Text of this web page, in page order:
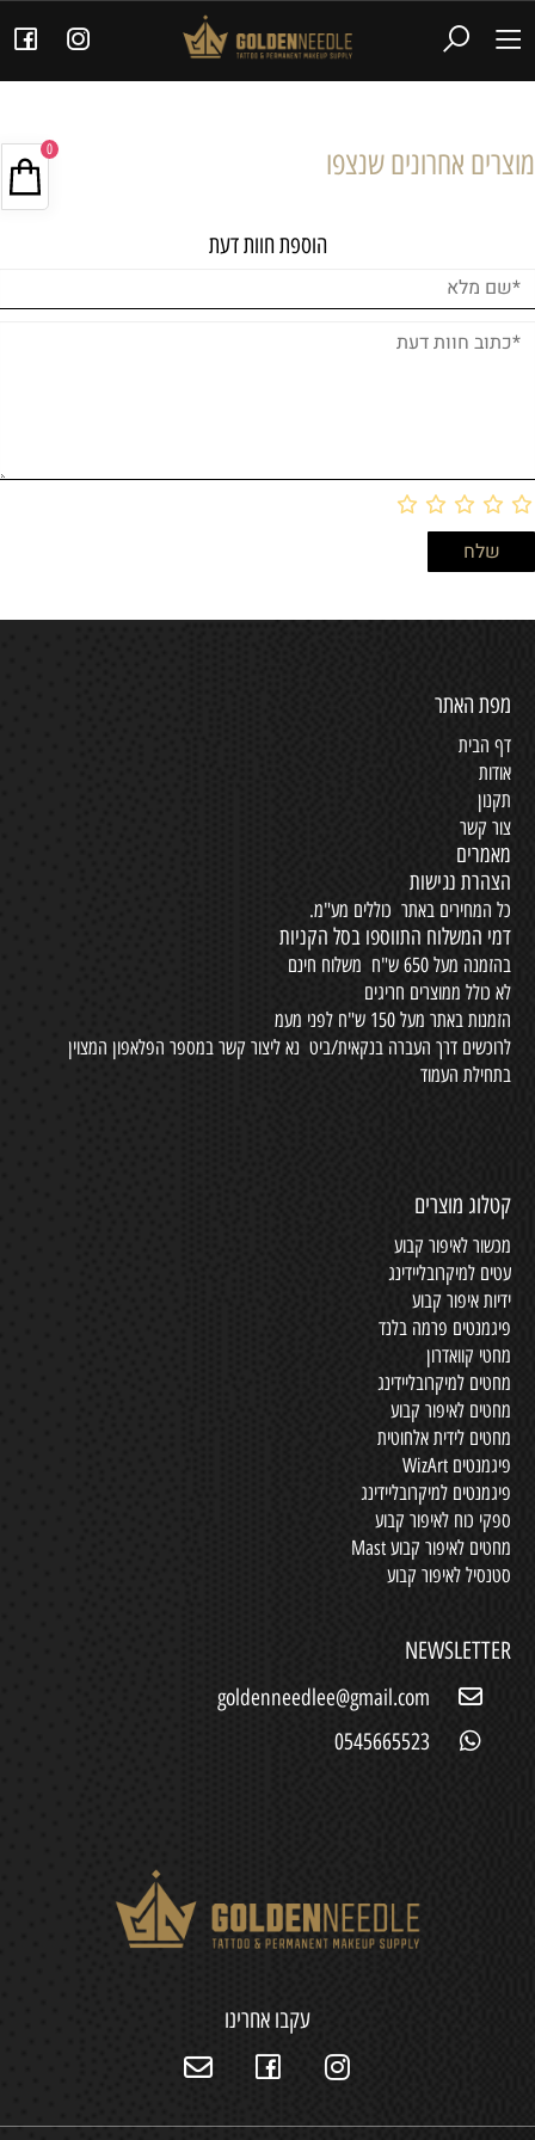
0 מוצרים אחרונים שנצפו
הוספת חוות דעת
מפת האתר
דף הבית
אודות
תקנון
צור קשר
מאמרים
הצהרת נגישות
כל המחירים באתר כוללים מע"מ.
דמי המשלוח התווספו בסל הקניות
בהזמנה מעל 650 ש"ח משלוח חינם
לא כולל ממוצרים חריגים
הזמנות באתר מעל 150 ש"ח לפני מעמ
לרוכשים דרך העברה בנקאית/ביט נא ליצור קשר במספר הפלאפון המצוין
בתחילת העמוד
קטלוג מוצרים
מכשור לאיפור קבוע
עטים למיקרובליידינג
ידיות איפור קבוע
פיגמנטים פרמה בלנד
מחטי קוואדרון
מחטים למיקרובליידינג
מחטים לאיפור קבוע
מחטים לידית אלחוטית
פיגמנטים WizArt
פיגמנטים למיקרובליידינג
ספקי כוח לאיפור קבוע
מחטים לאיפור קבוע Mast
סטנסיל לאיפור קבוע
NEWSLETTER
goldenneedlee@gmail.com
0545665523
עקבו אחרינו